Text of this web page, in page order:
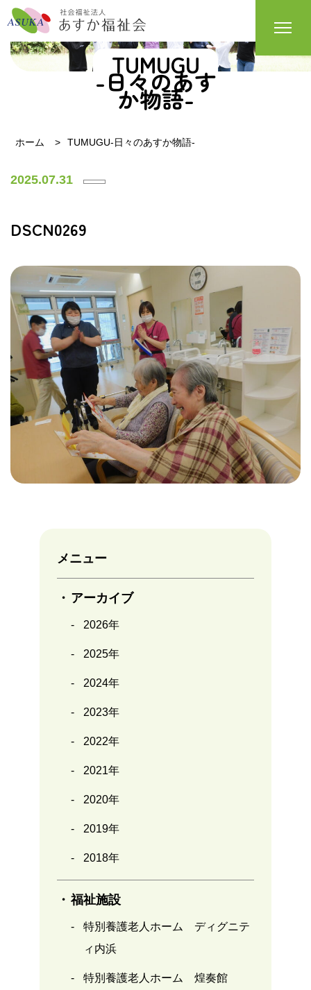
TUMUGU
-日々のあす
か物語-
ホーム TUMUGU-日々のあすか物語-
メニュー
アーカイブ
2026年
2025年
2024年
2023年
2022年
2021年
2020年
2019年
2018年
福祉施設
特別養護老人ホーム ディグニテ
ィ内浜
特別養護老人ホーム 煌奏館
2025.07.31
DSCN0269